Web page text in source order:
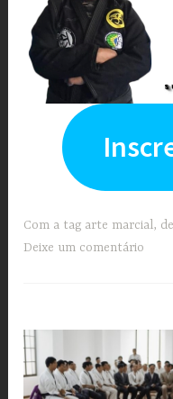
Com a tag arte marcial,
Deixe um comentário